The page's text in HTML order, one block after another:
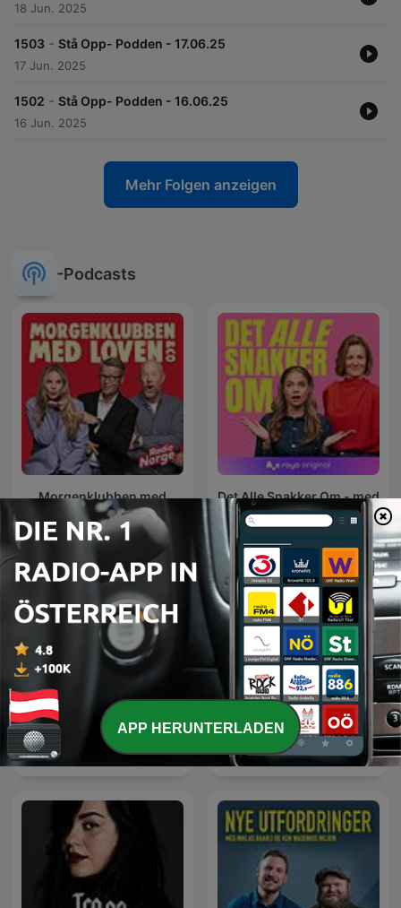
18 Jun. 2025
1503 - Stå Opp- Podden - 17.06.25
17 Jun. 2025
1502 - Stå Opp- Podden - 16.06.25
16 Jun. 2025
Mehr Folgen anzeigen
-Podcasts
Morgenklubben med
Loven & Co
Det Alle Snakker Om - med
Siri og Kim
Alex & Per Dilemma
APP HERUNTERLADEN